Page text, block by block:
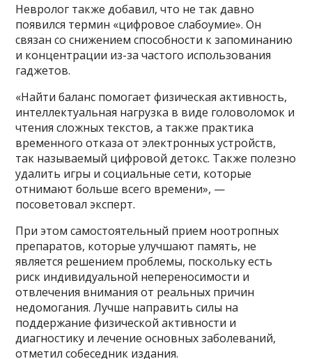
Невролог также добавил, что не так давно
появился термин «цифровое слабоумие». Он
связан со снижением способности к запоминанию
и концентрации из-за частого использования
гаджетов.
«Найти баланс помогает физическая активность,
интеллектуальная нагрузка в виде головоломок и
чтения сложных текстов, а также практика
временного отказа от электронных устройств,
так называемый цифровой детокс. Также полезно
удалить игры и социальные сети, которые
отнимают больше всего времени», —
посоветовал эксперт.
При этом самостоятельный прием ноотропных
препаратов, которые улучшают память, не
является решением проблемы, поскольку есть
риск индивидуальной непереносимости и
отвлечения внимания от реальных причин
недомогания. Лучше направить силы на
поддержание физической активности и
диагностику и лечение основных заболеваний,
отметил собеседник издания.